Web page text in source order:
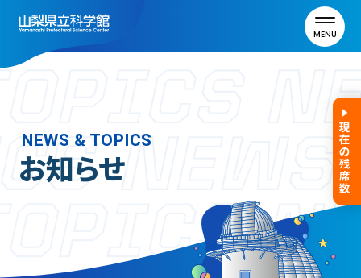
MENU
利用案内
NEWS & TOPICS
お知らせ